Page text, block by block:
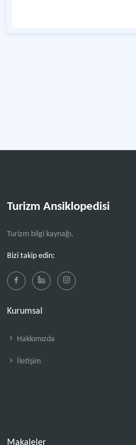
Turizm Ansiklopedisi
Turizm bilgi kaynağı.
Bizi takip edin:
Kurumsal
Hakkımızda
İletişim
Makaleler